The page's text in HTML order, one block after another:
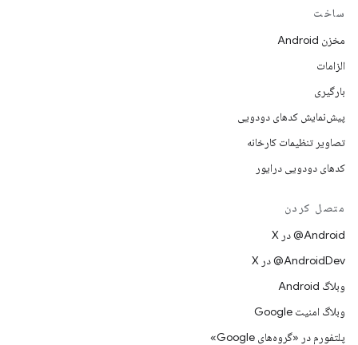
ساخت
مخزن Android
الزامات
بارگیری
پیش‌نمایش کدهای دودویی
تصاویر تنظیمات کارخانه
کدهای دودویی درایور
متصل کردن
‫‎@Android در X
‫‎@AndroidDev در X
وبلاگ Android
وبلاگ امنیت Google
پلتفورم در «گروه‌های Google»